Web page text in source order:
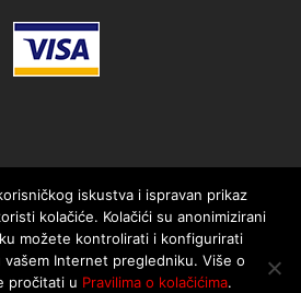
iskustva i ispravan prikaz
kolačiće. Kolačići su anonimizirani
možete kontrolirati i konfigurirati
vašem Internet pregledniku. Više o
pročitati u Pravilima o kolačićima.